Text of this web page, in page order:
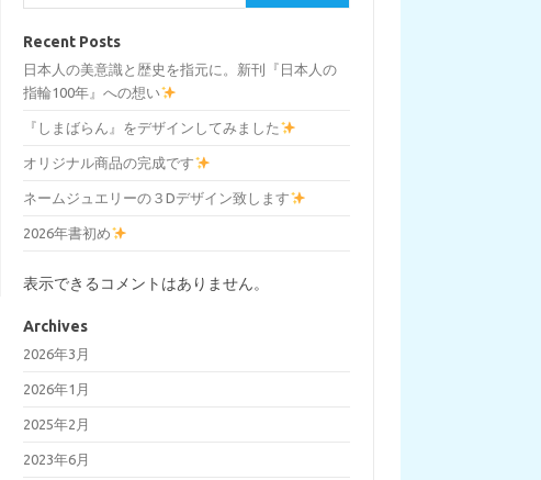
Recent Posts
日本人の美意識と歴史を指元に。新刊『日本人の
指輪100年』への想い
『しまばらん』をデザインしてみました
オリジナル商品の完成です
ネームジュエリーの３Dデザイン致します
2026年書初め
表示できるコメントはありません。
Archives
2026年3月
2026年1月
2025年2月
2023年6月